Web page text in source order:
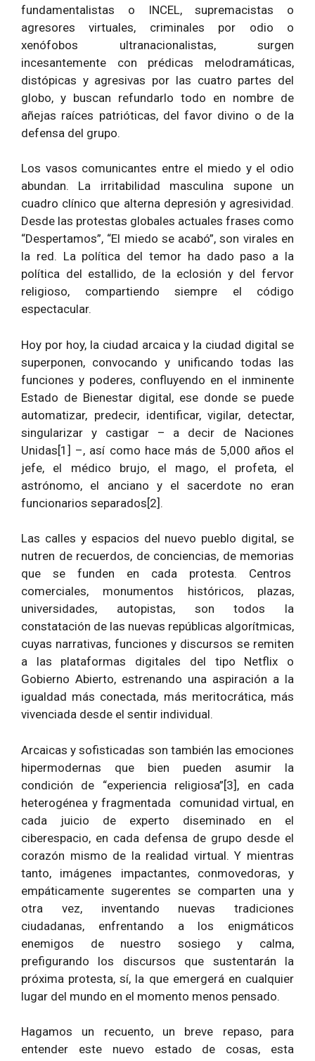
fundamentalistas o INCEL, supremacistas o
agresores virtuales, criminales por odio o
xenófobos ultranacionalistas, surgen
incesantemente con prédicas melodramáticas,
distópicas y agresivas por las cuatro partes del
globo, y buscan refundarlo todo en nombre de
añejas raíces patrióticas, del favor divino o de la
defensa del grupo.
Los vasos comunicantes entre el miedo y el odio
abundan. La irritabilidad masculina supone un
cuadro clínico que alterna depresión y agresividad.
Desde las protestas globales actuales frases como
“Despertamos”, “El miedo se acabó”, son virales en
la red. La política del temor ha dado paso a la
política del estallido, de la eclosión y del fervor
religioso, compartiendo siempre el código
espectacular.
Hoy por hoy, la ciudad arcaica y la ciudad digital se
superponen, convocando y unificando todas las
funciones y poderes, confluyendo en el inminente
Estado de Bienestar digital, ese donde se puede
automatizar, predecir, identificar, vigilar, detectar,
singularizar y castigar – a decir de Naciones
Unidas[1] –, así como hace más de 5,000 años el
jefe, el médico brujo, el mago, el profeta, el
astrónomo, el anciano y el sacerdote no eran
funcionarios separados[2].
Las calles y espacios del nuevo pueblo digital, se
nutren de recuerdos, de conciencias, de memorias
que se funden en cada protesta. Centros
comerciales, monumentos históricos, plazas,
universidades, autopistas, son todos la
constatación de las nuevas repúblicas algorítmicas,
cuyas narrativas, funciones y discursos se remiten
a las plataformas digitales del tipo Netflix o
Gobierno Abierto, estrenando una aspiración a la
igualdad más conectada, más meritocrática, más
vivenciada desde el sentir individual.
Arcaicas y sofisticadas son también las emociones
hipermodernas que bien pueden asumir la
condición de “experiencia religiosa”[3], en cada
heterogénea y fragmentada comunidad virtual, en
cada juicio de experto diseminado en el
ciberespacio, en cada defensa de grupo desde el
corazón mismo de la realidad virtual. Y mientras
tanto, imágenes impactantes, conmovedoras, y
empáticamente sugerentes se comparten una y
otra vez, inventando nuevas tradiciones
ciudadanas, enfrentando a los enigmáticos
enemigos de nuestro sosiego y calma,
prefigurando los discursos que sustentarán la
próxima protesta, sí, la que emergerá en cualquier
lugar del mundo en el momento menos pensado.
Hagamos un recuento, un breve repaso, para
entender este nuevo estado de cosas, esta